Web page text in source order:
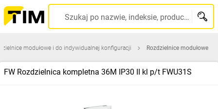
Szukaj po nazwie, indeksie, producencie, kodzie kreskowym...
modułowe i do indywidualnej konfiguracji Rozdzielnice modułowe
FW Rozdzielnica kompletna 36M IP30 II kl p/t FWU31S